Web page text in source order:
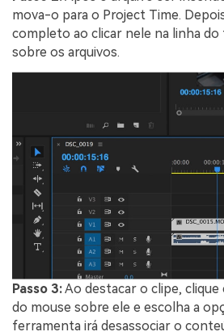
mova-o para o Project Time.
completo ao clicar nele na linha
sobre os arquivos.
Passo 3:Ao destacar o clipe,
do mouse sobre ele e escolha a
ferramenta irá desassociar o